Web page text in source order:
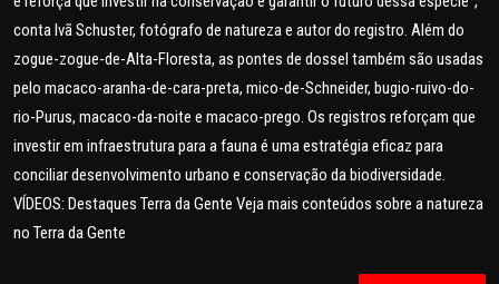
conta Ivã Schuster, fotógrafo de natureza e autor do registro. Além do
zogue-zogue-de-Alta-Floresta, as pontes de dossel também são usadas
pelo macaco-aranha-de-cara-preta, mico-de-Schneider, bugio-ruivo-do-
rio-Purus, macaco-da-noite e macaco-prego. Os registros reforçam que
investir em infraestrutura para a fauna é uma estratégia eficaz para
conciliar desenvolvimento urbano e conservação da biodiversidade.
VÍDEOS: Destaques Terra da Gente Veja mais conteúdos sobre a natureza
no Terra da Gente